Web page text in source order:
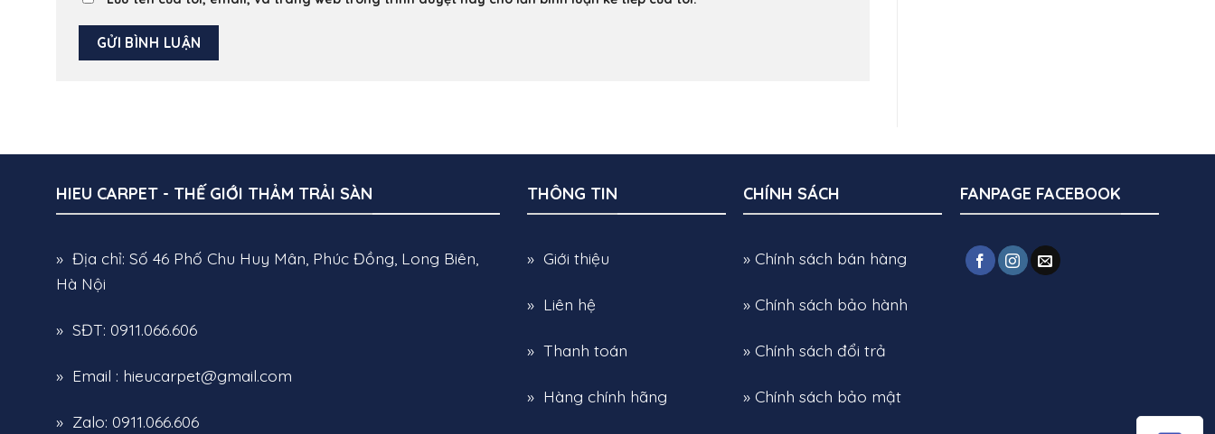
HIEU CARPET - THẾ GIỚI THẢM TRẢI SÀN
» Địa chỉ: Số 46 Phố Chu Huy Mân, Phúc Đồng, Long Biên,
Hà Nội
» SĐT: 0911.066.606
» Email : hieucarpet@gmail.com
» Zalo: 0911.066.606
THÔNG TIN
» Giới thiệu
» Liên hệ
» Thanh toán
» Hàng chính hãng
CHÍNH SÁCH
» Chính sách bán hàng
» Chính sách bảo hành
» Chính sách đổi trả
» Chính sách bảo mật
FANPAGE FACEBOOK